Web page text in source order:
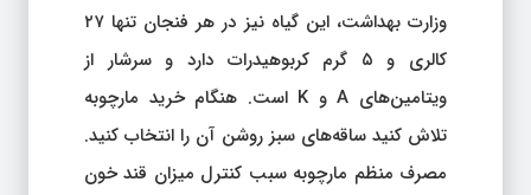
وزارت بهداشت، این گیاه نیز در هر فنجان تنها ۲۷
کالری و ۵ گرم کربوهیدرات دارد و سرشار از
ویتامین‌های A و K است. هنگام خرید مارچوبه
تلاش کنید ساقه‌های سبز روشن آن را انتخاب کنید.
مصرف منظم مارچوبه سبب کنترل میزان قند خون